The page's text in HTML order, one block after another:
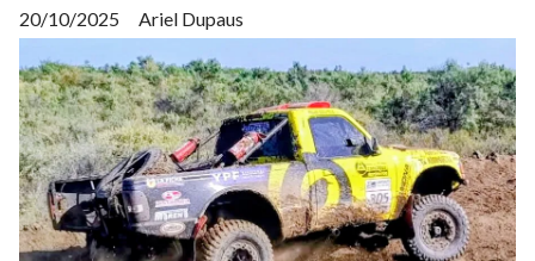
Ariel Dupaus
20/10/2025